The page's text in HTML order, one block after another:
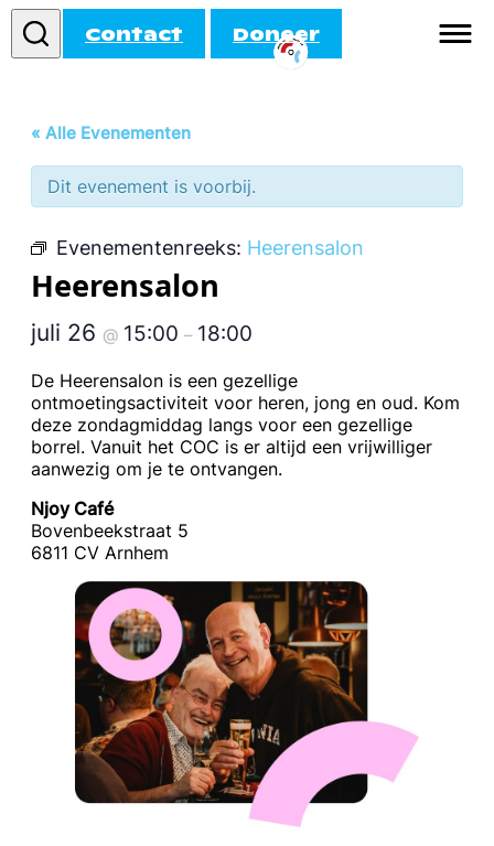
Contact Doneer
Activiteiten
« Alle Evenementen
Dit evenement is voorbij.
Evenementenreeks: Heerensalon
Heerensalon
juli 26 @ 15:00 – 18:00
De Heerensalon is een gezellige
ontmoetingsactiviteit voor heren, jong en oud. Kom
deze zondagmiddag langs voor een gezellige
borrel. Vanuit het COC is er altijd een vrijwilliger
aanwezig om je te ontvangen.
Njoy Café
Bovenbeekstraat 5
6811 CV Arnhem